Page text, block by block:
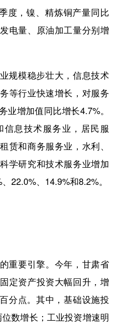
度，镍、精炼铜产量同比
电量、原油加工量分别增
模稳步壮大，信息技术
等行业快速增长，对服务
业增加值同比增长4.7%。
息技术服务业，居民服
赁和商务服务业，水利、
学研究和技术服务业增加
22.0%、14.9%和8.2%。
要引擎。今年，甘肃省
定资产投资大幅回升，增
分点。其中，基础设施投
数增长；工业投资增速明